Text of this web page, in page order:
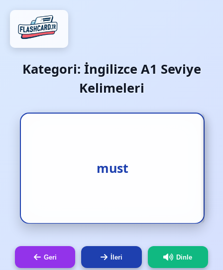
Kategori: İngilizce A1 Seviye
Kelimeleri
must
3.-meli [f.]
Geri İleri Dinle